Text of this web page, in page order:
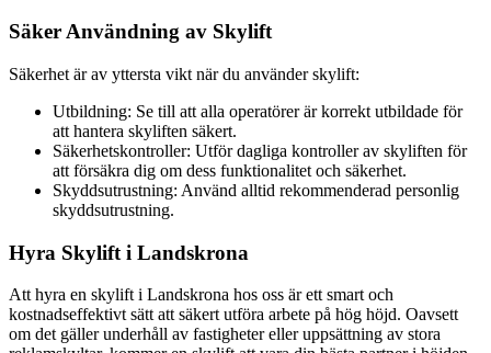
Säker Användning av Skylift
Säkerhet är av yttersta vikt när du använder skylift:
Utbildning: Se till att alla operatörer är korrekt utbildade för
att hantera skyliften säkert.
Säkerhetskontroller: Utför dagliga kontroller av skyliften för
att försäkra dig om dess funktionalitet och säkerhet.
Skyddsutrustning: Använd alltid rekommenderad personlig
skyddsutrustning.
Hyra Skylift i Landskrona
Att hyra en skylift i Landskrona hos oss är ett smart och
kostnadseffektivt sätt att säkert utföra arbete på hög höjd. Oavsett
om det gäller underhåll av fastigheter eller uppsättning av stora